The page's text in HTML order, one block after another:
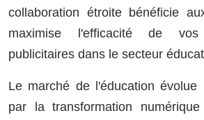
collaboration étroite bénéficie
maximise l'efficacité de vos
publicitaires dans le secteur
Le marché de l'éducation évolue
par la transformation